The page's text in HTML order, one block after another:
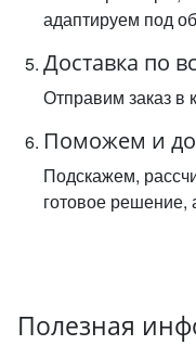
адаптируем под
Доставка по
Отправим заказ в
Поможем и
Подскажем,
готовое решение,
Полезная